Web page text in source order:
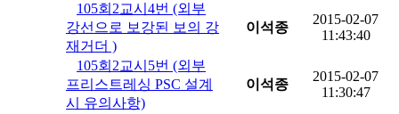
105회2교시4번 (외부
강선으로 보강된 보의 강
재거더 )
이석종
2015-02-07
11:43:40
105회2교시5번 (외부
프리스트레싱 PSC 설계
시 유의사항)
이석종
2015-02-07
11:30:47